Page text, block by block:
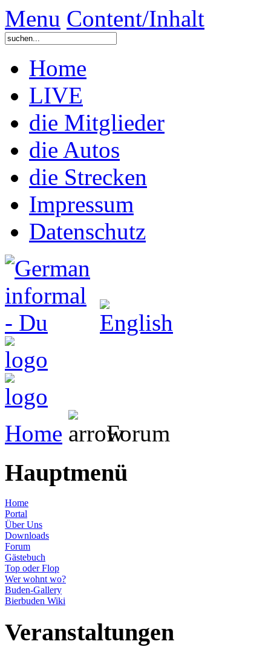
Menu Content/Inhalt
Home
LIVE
die Mitglieder
die Autos
die Strecken
Impressum
Datenschutz
Home Forum
Hauptmenü
Home
Portal
Über Uns
Downloads
Forum
Gästebuch
Top oder Flop
Wer wohnt wo?
Buden-Gallery
Bierbuden Wiki
Veranstaltungen